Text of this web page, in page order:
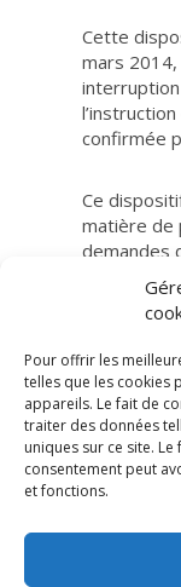
Pour offrir les
telles que les cookies
appareils. Le fait de
traiter des données
uniques sur ce site.
consentement peut
et fonctions.
Cette
mars 2014,
confirmée
Ce
matière de
demandes
Mentions